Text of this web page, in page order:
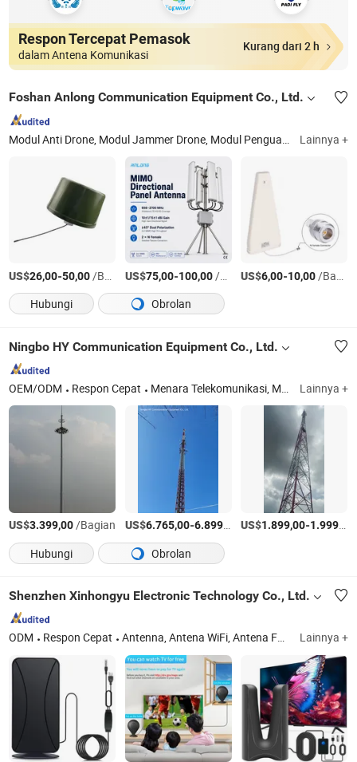
Respon Tercepat Pemasok
dalam Antena Komunikasi
Kurang dari 2 h
Foshan Anlong Communication Equipment Co., Ltd.
Modul Anti Drone, Modul Jammer Drone, Modul Penguat Daya, Modul Lebar Pita, Modul GaN, Modul Jammer RF, Modul Anti UAV, Modul Anti FPV, Detektor UAV, Detektor Drone Lainnya +
US$26,00-50,00/Bagian US$75,00-100,00/Bagian US$6,00-10,00/Bagian
Hubungi
Obrolan
Ningbo HY Communication Equipment Co., Ltd.
OEM/ODM Respon Cepat Menara Telekomunikasi, Menara Saluran Transmisi, Menara Sudut, Menara Tabung, Menara RDS, Monopole, Menara Atap, Menara Tersembunyi, Menara Mast Terikat Lainnya +
US$3.399,00/Bagian US$6.765,00-6.899,00 /Bagian
US$1.899,00-1.999,00
Hubungi
Obrolan
Shenzhen Xinhongyu Electronic Technology Co., Ltd.
ODM Respon Cepat Antenna, Antena WiFi, Antena FM, Konektor Frekuensi Radio, Aksesori Perangkat Keras, Kabel Koaksial, Antena Komunikasi Lainnya +